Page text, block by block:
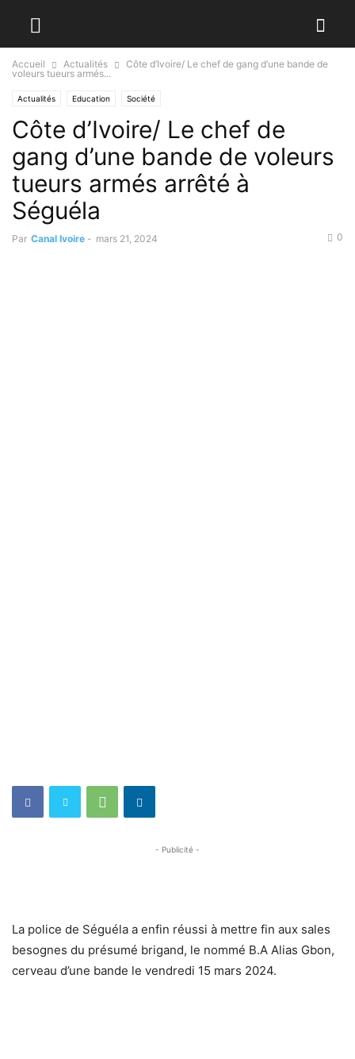
Accueil Actualités
Côte d’Ivoire/ Le chef de gang d’une bande de
voleurs tueurs armés...
Actualités Education Société
Côte d’Ivoire/ Le chef de
gang d’une bande de voleurs
tueurs armés arrêté à
Séguéla
Par Canal Ivoire - mars 21, 2024 0
- Publicité -
La police de Séguéla a enfin réussi à mettre fin aux sales
besognes du présumé brigand, le nommé B.A Alias Gbon,
cerveau d’une bande le vendredi 15 mars 2024.